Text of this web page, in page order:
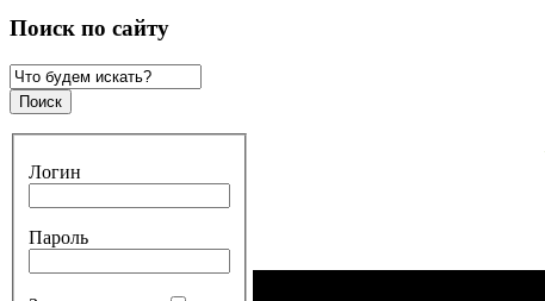
Поиск по сайту
Логин
Пароль